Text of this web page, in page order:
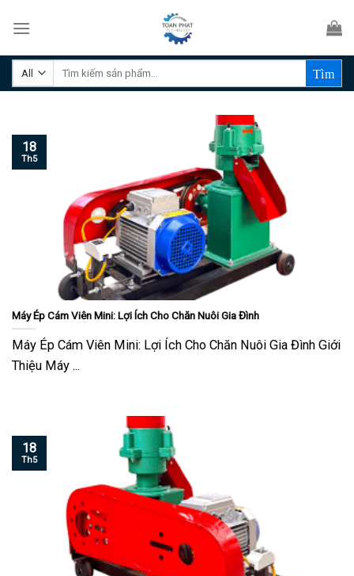
Tìm
Máy Ép Cám Viên Mini: Lợi Ích Cho Chăn Nuôi Gia Đình
Máy Ép Cám Viên Mini: Lợi Ích Cho Chăn Nuôi Gia Đình Giới
Thiệu Máy ...
18
Th5
18
Th5